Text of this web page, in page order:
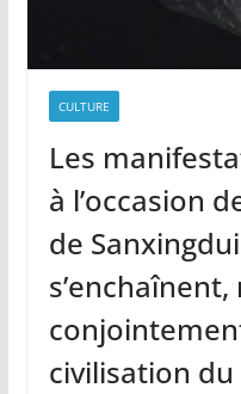
CULTURE
Les
à l’occasion
de
civilisation